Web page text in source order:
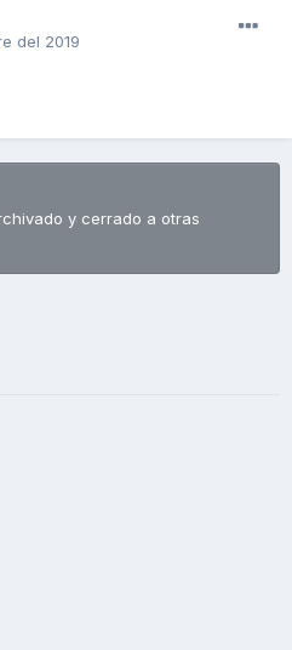
del 2019
y cerrado a otras